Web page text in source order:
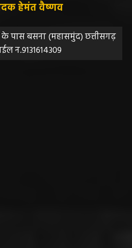
हेमंत वैष्णव
बसना (महासमुंद) छत्तीसगढ़
न.9131614309